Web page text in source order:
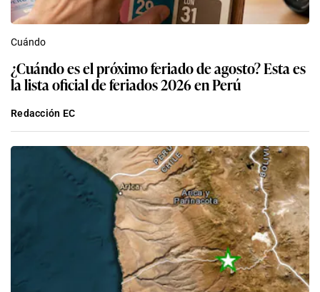
Cuándo
¿Cuándo es el próximo feriado de agosto? Esta es
la lista oficial de feriados 2026 en Perú
Redacción EC